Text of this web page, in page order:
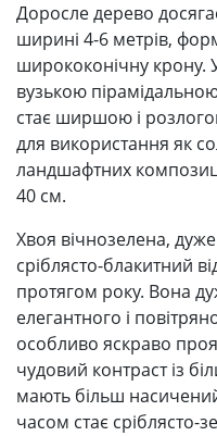
Доросле дерево
ширині 4-6 метрів,
ширококонічну крону.
вузькою
стає ширшою і
для використання як
ландшафтних
40 см.
Хвоя вічнозелена,
сріблясто-блакитний
протягом року. Вона
елегантного і
особливо яскраво
чудовий контраст із
мають більш
часом стає сріблясто-